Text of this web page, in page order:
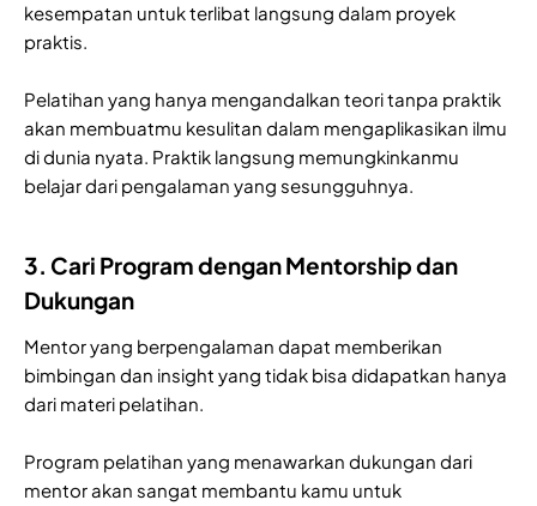
kesempatan untuk terlibat langsung dalam proyek
praktis.
Pelatihan yang hanya mengandalkan teori tanpa praktik
akan membuatmu kesulitan dalam mengaplikasikan ilmu
di dunia nyata. Praktik langsung memungkinkanmu
belajar dari pengalaman yang sesungguhnya.
3. Cari Program dengan Mentorship dan
Dukungan
Mentor yang berpengalaman dapat memberikan
bimbingan dan insight yang tidak bisa didapatkan hanya
dari materi pelatihan.
Program pelatihan yang menawarkan dukungan dari
mentor akan sangat membantu kamu untuk